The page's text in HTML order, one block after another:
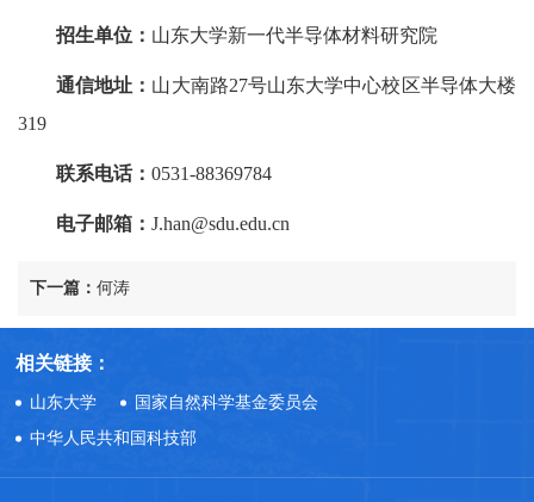
招生单位： 山东大学新一代半导体材料研究院
通信地址： 山大南路27号山东大学中心校区半导体大楼
319
联系电话： 0531-88369784
电子邮箱： J.han@sdu.edu.cn
下一篇： 何涛
相关链接：
山东大学
国家自然科学基金委员会
中华人民共和国科技部